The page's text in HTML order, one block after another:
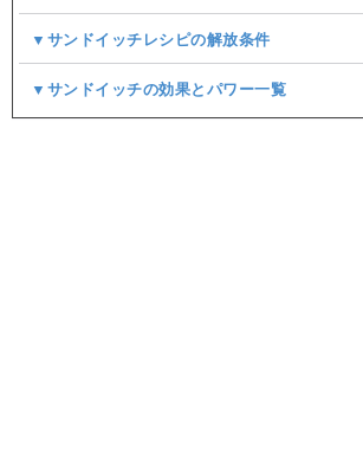
▼サンドイッチレシピの解放条件
▼サンドイッチの効果とパワー一覧